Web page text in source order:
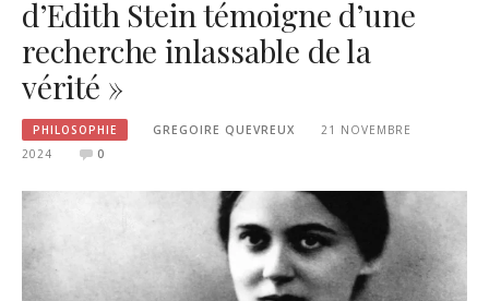
d’Edith Stein témoigne d’une
recherche inlassable de la
vérité »
PHILOSOPHIE GREGOIRE QUEVREUX
21 NOVEMBRE
2024
0